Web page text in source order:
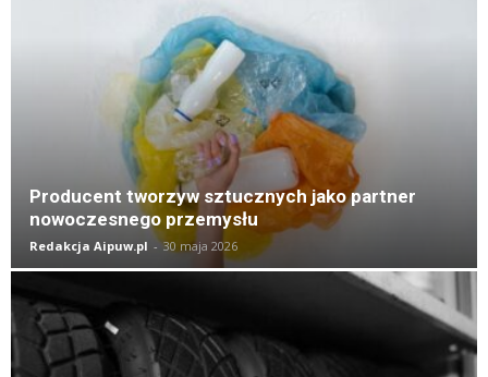
Producent tworzyw sztucznych jako partner
nowoczesnego przemysłu
Redakcja Aipuw.pl - 30 maja 2026